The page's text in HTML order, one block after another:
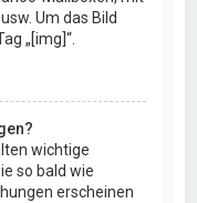
Um das Bild
„[img]“.
wichtige
so bald wie
erscheinen